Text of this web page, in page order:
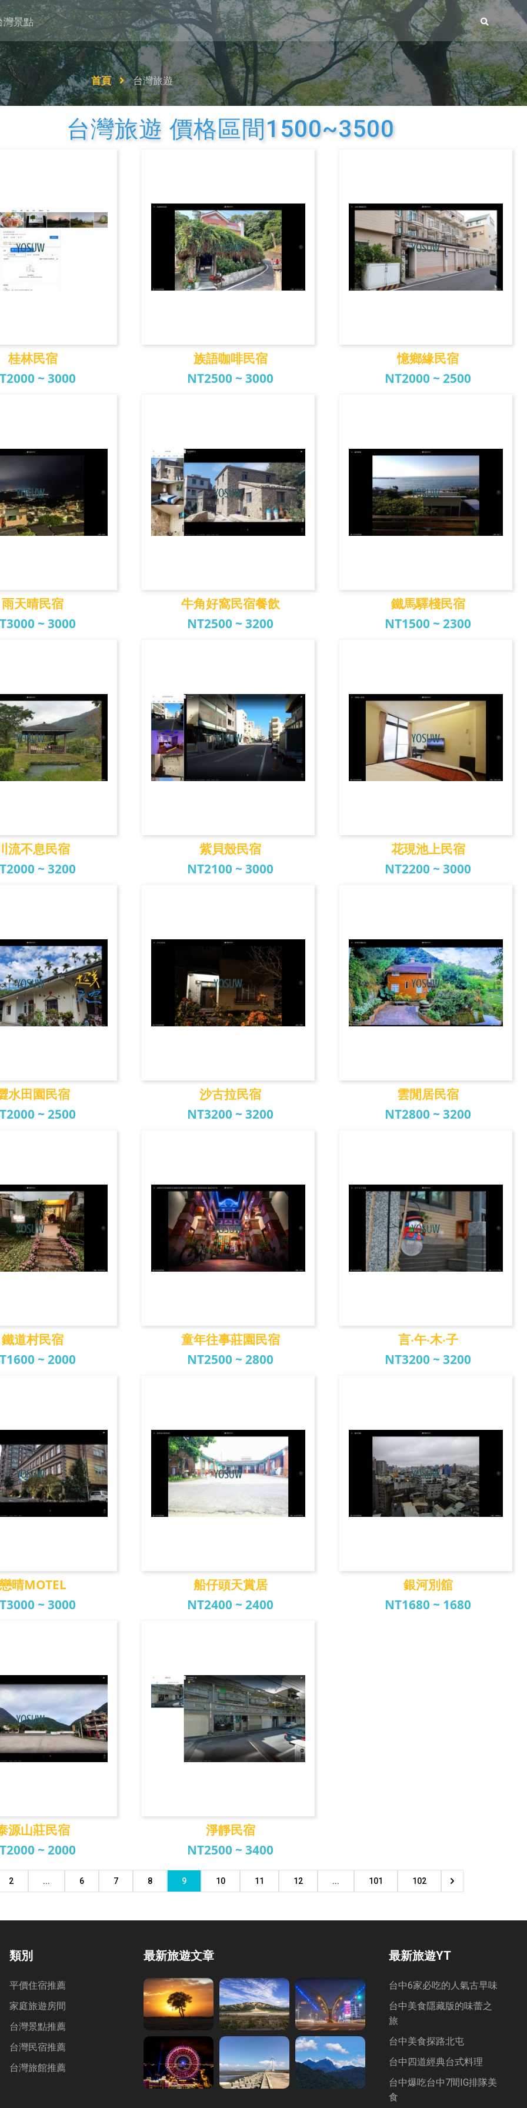
灣景點
首頁 台灣旅遊
台灣旅遊 價格區間1500~3500
桂林民宿
~ 3000
族語咖啡民宿
NT2500 ~ 3000
憶鄉緣民宿
NT2000 ~ 2500
雨天晴民宿
~ 3000
牛角好窩民宿餐飲
NT2500 ~ 3200
鐵馬驛棧民宿
NT1500 ~ 2300
流不息民宿
~ 3200
紫貝殼民宿
NT2100 ~ 3000
花現池上民宿
NT2200 ~ 3000
水田園民宿
~ 2500
沙古拉民宿
NT3200 ~ 3200
雲閒居民宿
NT2800 ~ 3200
鐵道村民宿
~ 2000
童年往事莊園民宿
NT2500 ~ 2800
言‧午‧木‧子
NT3200 ~ 3200
晴MOTEL
~ 3000
船仔頭天賞居
NT2400 ~ 2400
銀河別舘
NT1680 ~ 1680
山莊民宿
源山莊民宿
~ 2000
淨靜民宿
淨靜民宿
NT2500 ~ 3400
2 ... 6 7 8 9 10 11 12 ... 101 102
類別
平價住宿推薦
家庭旅遊房間
台灣景點推薦
台灣民宿推薦
台灣旅館推薦
最新旅遊文章 最新旅遊YT
台中6家必吃的人氣古早味
台中美食隱藏版的味蕾之
旅
台中美食探路北屯
台中四道經典台式料理
台中爆吃台中7間IG排隊美
食